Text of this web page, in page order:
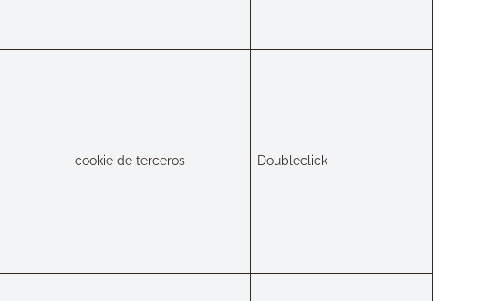
cookie de terceros Doubleclick